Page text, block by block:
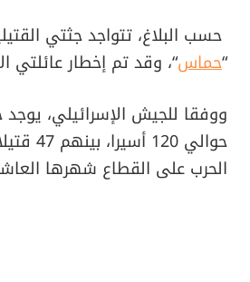
حسب البلاغ، تتواجد جثتي
“حماس“، وقد تم إخطار عائلتي
ووفقا للجيش الإسرائيلي،
حوالي
الحرب على القطاع شهرها